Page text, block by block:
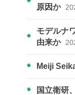
原因か
モデルナ
由来か
Meiji
国立衛研